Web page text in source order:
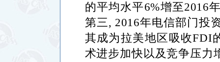
的平均水平6%增至2016
第三, 2016年电信部门投
其成为拉美地区吸收FDI
术进步加快以及竞争压力